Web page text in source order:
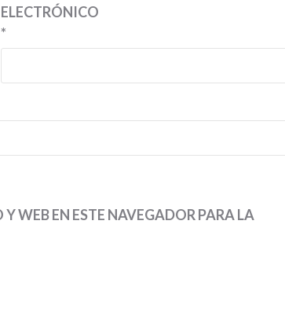
ELECTRÓNICO
*
WEB EN ESTE NAVEGADOR PARA LA